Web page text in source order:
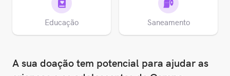
Educação Saneamento
A sua doação tem potencial para ajudar as